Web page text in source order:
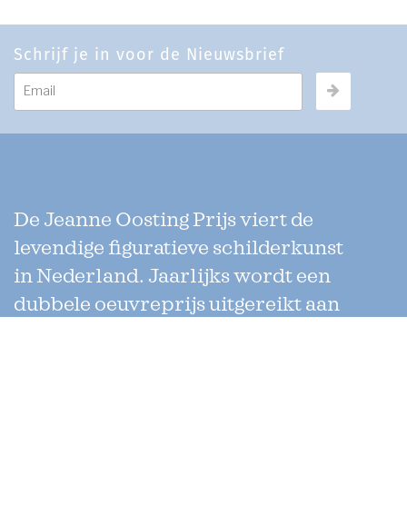
Schrijf je in voor de Nieuwsbrief
De Jeanne Oosting Prijs viert de
levendige figuratieve schilderkunst
in Nederland. Jaarlijks wordt een
dubbele oeuvreprijs uitgereikt aan